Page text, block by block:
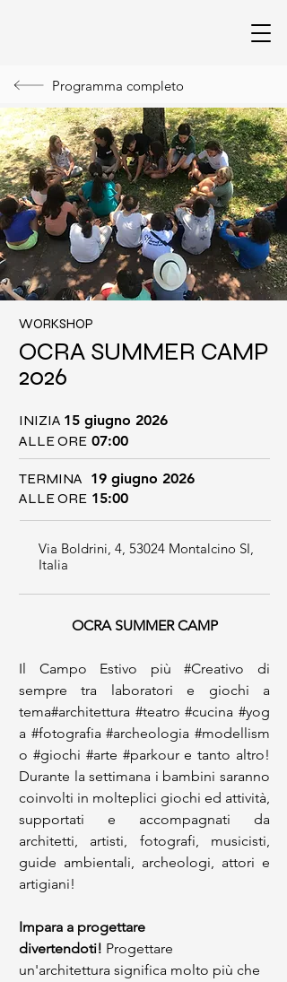
Programma completo
WORKSHOP
OCRA SUMMER CAMP
2026
15 giugno 2026
INIZIA
07:00
ALLE ORE
19 giugno 2026
TERMINA
15:00
ALLE ORE
Via Boldrini, 4, 53024 Montalcino SI,
Italia
OCRA SUMMER CAMP
Il Campo Estivo più #Creativo di
sempre tra laboratori e giochi a
tema#architettura #teatro #cucina #yog
a #fotografia #archeologia #modellism
o #giochi #arte #parkour e tanto altro!
Durante la settimana i bambini saranno
coinvolti in molteplici giochi ed attività,
supportati e accompagnati da
architetti, artisti, fotografi, musicisti,
guide ambientali, archeologi, attori e
artigiani!
Impara a progettare
divertendoti! Progettare
un'architettura significa molto più che